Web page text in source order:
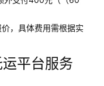
，具体费用需根据实
平台服务